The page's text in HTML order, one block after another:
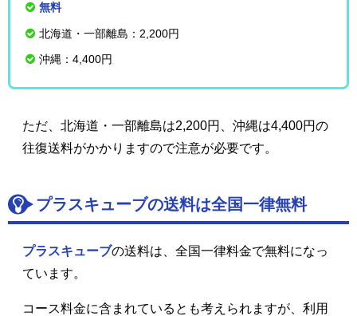
無料
北海道・一部離島：2,200円
沖縄：4,400円
ただ、北海道・一部離島は2,200円、沖縄は4,400円の
往復送料がかかりますので注意が必要です。
プラスキューブの送料は全国一律無料
プラスキューブの送料は、全国一律料金で無料になっ
ています。
コース料金に含まれているとも考えられますが、利用